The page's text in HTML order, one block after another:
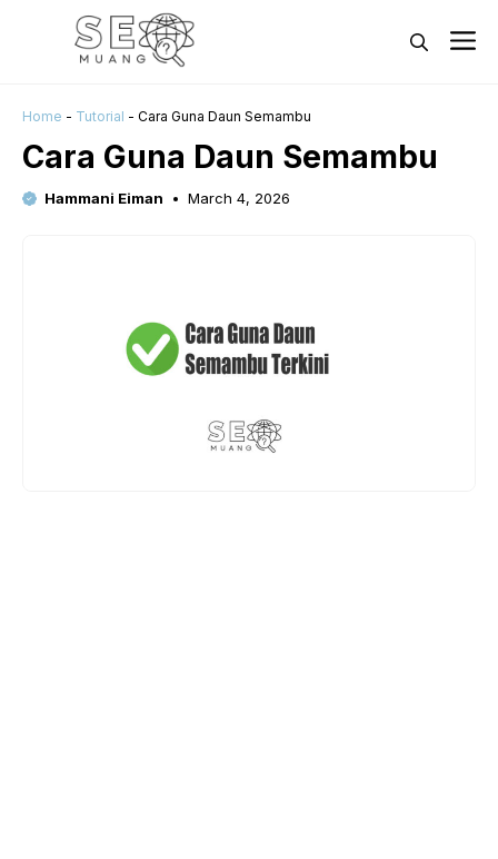
Home - Tutorial - Cara Guna Daun Semambu
Cara Guna Daun Semambu
Hammani Eiman March 4, 2026